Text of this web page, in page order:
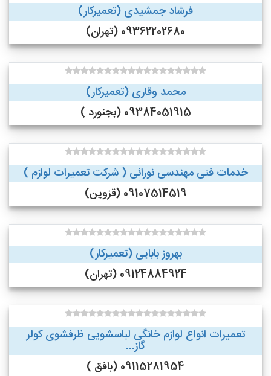
فرشاد جمشیدی (تعمیرکار)
09362202680 (تهران)
محمد وقاری (تعمیرکار)
09384051915 (بجنورد )
خدمات فنی مهندسی نورائی ( شرکت تعمیرات لوازم )
09107514519 (قزوین)
بهروز بابایی (تعمیرکار)
09124884924 (تهران)
تعمیرات انواع لوازم خانگی لباسشویی ظرفشوی کولر
گاز...
09115281954 (بافق )